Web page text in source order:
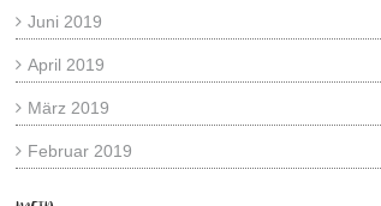
Juni 2019
April 2019
März 2019
Februar 2019